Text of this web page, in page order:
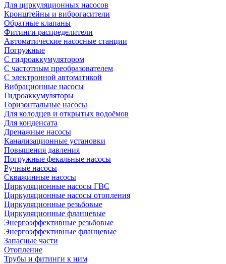
Для циркуляционных насосов
Кронштейны и виброгасители
Обратные клапаны
Фитинги распределители
Автоматические насосные станции
Погружные
С гидроаккумулятором
С частотным преобразователем
С электронной автоматикой
Вибрационные насосы
Гидроаккумуляторы
Горизонтальные насосы
Для колодцев и открытых водоёмов
Для конденсата
Дренажные насосы
Канализационные установки
Повышения давления
Погружные фекальные насосы
Ручные насосы
Скважинные насосы
Циркуляционные насосы ГВС
Циркуляционные насосы отопления
Циркуляционные резьбовые
Циркуляционные фланцевые
Энергоэффективные резьбовые
Энергоэффективные фланцевые
Запасные части
Отопление
Трубы и фитинги к ним